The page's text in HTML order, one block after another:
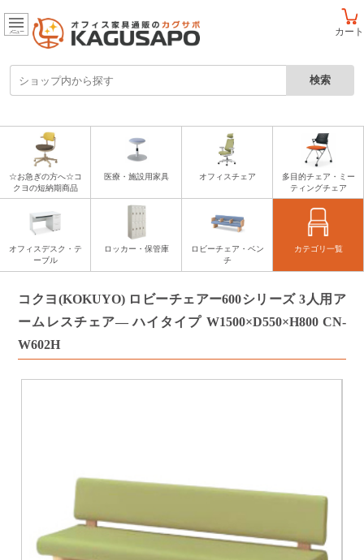
カート
メニュー
☆お急ぎの方へ☆コ
クヨの短納期商品
医療・施設用家具 オフィスチェア
多目的チェア・ミー
ティングチェア
オフィスデスク・テ
ーブル
ロッカー・保管庫
ロビーチェア・ベン
チ
カテゴリ一覧
コクヨ(KOKUYO) ロビーチェアー600シリーズ 3人用ア
ームレスチェア― ハイタイプ W1500×D550×H800 CN-
W602H